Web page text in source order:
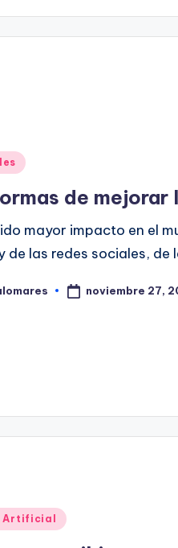
de mejorar
mayor impacto en el
de las redes sociales,
noviembre 27,
Artificial